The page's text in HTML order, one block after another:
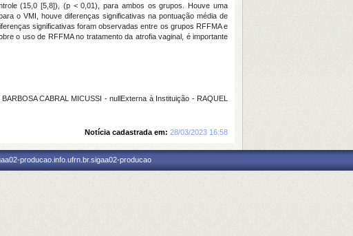
(15,0 [5,8]), (p < 0,01), para ambos os grupos. Houve uma
o VMI, houve diferenças significativas na pontuação média de
significativas foram observadas entre os grupos RFFMA e
o uso de RFFMA no tratamento da atrofia vaginal, é importante
CABRAL MICUSSI - nullExterna à Instituição - RAQUEL
Notícia cadastrada em: 28/03/2023 16:58
producao.info.ufrn.br.sigaa02-producao